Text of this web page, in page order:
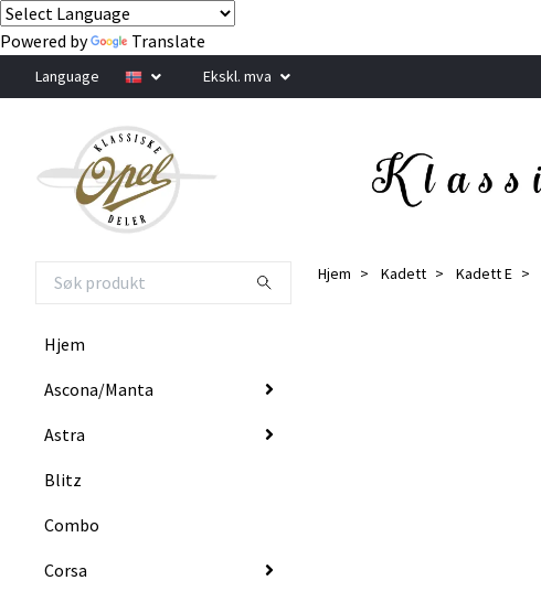
Powered by Translate
Language Ekskl. mva
Hjem
Ascona/Manta
Astra
Blitz
Combo
Corsa
Hjem Kadett Kadett E